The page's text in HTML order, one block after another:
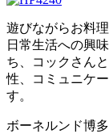
遊びながらお料
日常生活への興
ち、コックさん
性、コミュニケ
す。
ボーネルンド博